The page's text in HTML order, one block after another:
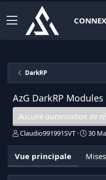
DarkRP
AzG DarkRP Modules
Aucune autorisation de
A
e
u
Claudio991991SVT
D
e
d
30
Vue principale